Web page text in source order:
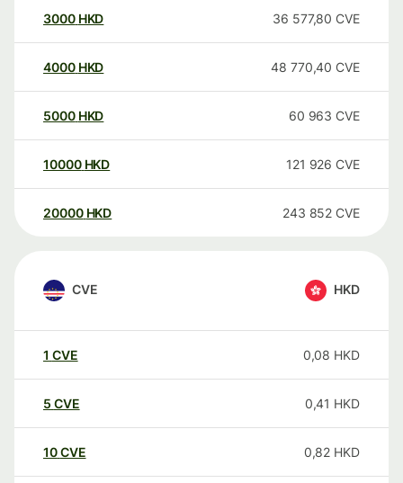
3000 HKD 36 577,80 CVE
4000 HKD 48 770,40 CVE
5000 HKD 60 963 CVE
10000 HKD 121 926 CVE
20000 HKD 243 852 CVE
CVE HKD
1 CVE 0,08 HKD
5 CVE 0,41 HKD
10CVE 0,82 HKD